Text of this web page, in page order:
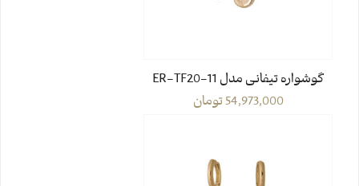
گوشواره تیفانی مدل ER-TF20-11
54,973,000تومان